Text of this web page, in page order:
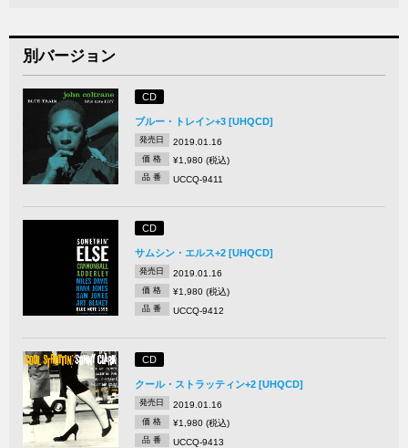
別バージョン
CD
ブルー・トレイン+3 [UHQCD]
発売日 2019.01.16
価 格 ¥1,980 (税込)
品 番 UCCQ-9411
CD
サムシン・エルス+2 [UHQCD]
発売日 2019.01.16
価 格 ¥1,980 (税込)
品 番 UCCQ-9412
CD
クール・ストラッティン+2 [UHQCD]
発売日 2019.01.16
価 格 ¥1,980 (税込)
品 番 UCCQ-9413